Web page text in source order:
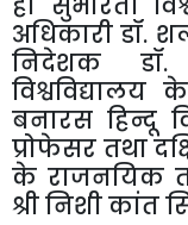
अधिकारी डॉ.
निदेशक
डॉ.
विश्वविद्यालय के
बनारस हिन्दू
प्रोफेसर तथा
के राजनयिक
श्रीनिशीकांत